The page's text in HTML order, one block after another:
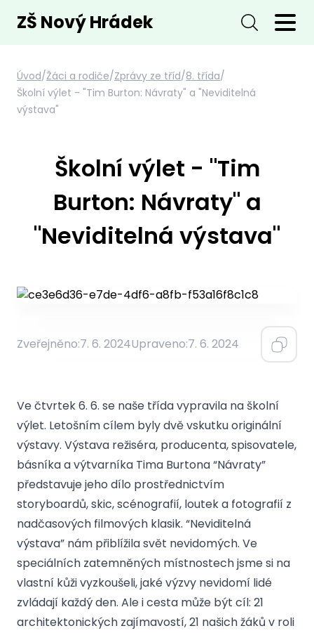
ZŠ Nový Hrádek
Úvod/Žáci a rodiče/Zprávy ze tříd/8. třída/
Školní výlet - "Tim Burton: Návraty" a "Neviditelná
výstava"
Školní výlet - "Tim
Burton: Návraty" a
"Neviditelná výstava"
Zveřejněno:7. 6. 2024Upraveno:7. 6. 2024
Ve čtvrtek 6. 6. se naše třída vypravila na školní
výlet. Letošním cílem byly dvě vskutku originální
výstavy. Výstava režiséra, producenta, spisovatele,
básníka a výtvarníka Tima Burtona “Návraty”
představuje jeho dílo prostřednictvím
storyboardů, skic, scénografií, loutek a fotografií z
nadčasových filmových klasik. “Neviditelná
výstava” nám přiblížila svět nevidomých. Ve
speciálních zatemněných místnostech jsme si na
vlastní kůži vyzkoušeli, jaké výzvy nevidomí lidé
zvládají každý den. Ale i cesta může být cíl: 21
architektonických zajímavostí, 21 našich žáků v roli